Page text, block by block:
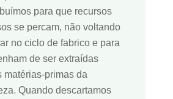
para que recursos
se percam, não voltando
no ciclo de fabrico e para
de ser extraídas
matérias-primas da
Quando descartamos